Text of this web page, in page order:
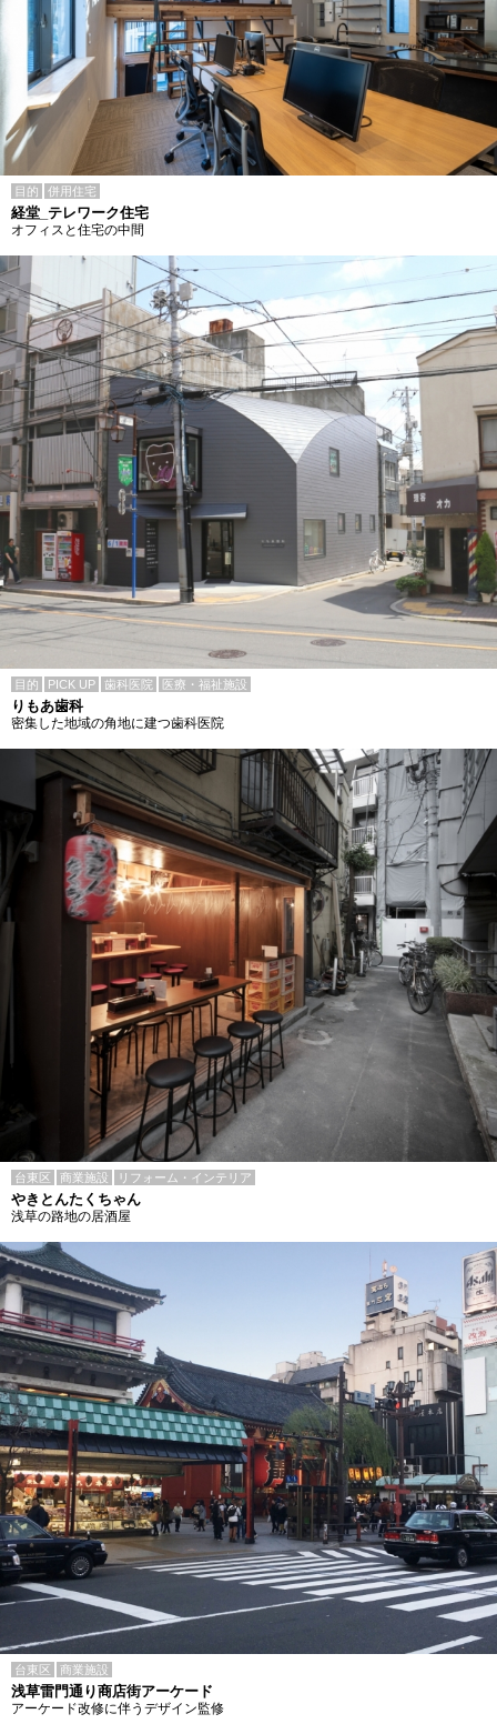
目的 併用住宅
経堂_テレワーク住宅
オフィスと住宅の中間
目的 PICK UP 歯科医院 医療・福祉施設
りもあ歯科
密集した地域の角地に建つ歯科医院
台東区 商業施設 リフォーム・インテリア
やきとんたくちゃん
浅草の路地の居酒屋
台東区 商業施設
浅草雷門通り商店街アーケード
アーケード改修に伴うデザイン監修